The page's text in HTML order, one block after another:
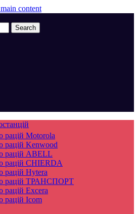
content
Search
рацій Motorola
рацій Kenwood
рацій ABELL
рацій CHIERDA
рацій Hytera
рацій ТРАНСПОРТ
рацій Excera
рацій Icom